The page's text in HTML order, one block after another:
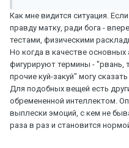
Как мне видится ситуация.
правду матку, ради бога -
тестами, физическими
Но когда в качестве основных
фигурируют термины - "рвань,
прочие куй-закуй" могу
Для подобных вещей есть
обремененной интеллектом.
выплески эмоций, с кем не
раза в раз и становится